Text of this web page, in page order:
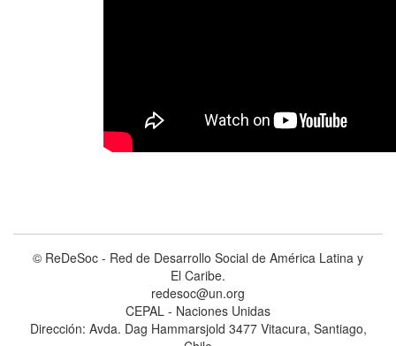
© ReDeSoc - Red de Desarrollo Social de América Latina y
El Caribe.
redesoc@un.org
CEPAL - Naciones Unidas
Dirección: Avda. Dag Hammarsjold 3477 Vitacura, Santiago,